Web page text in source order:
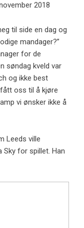
2018
til side en dag og
mandager?”
for de
søndag kveld var
og ikke best
oss til å kjøre
vi ønsker ikke å
Leeds ville
for spillet. Han